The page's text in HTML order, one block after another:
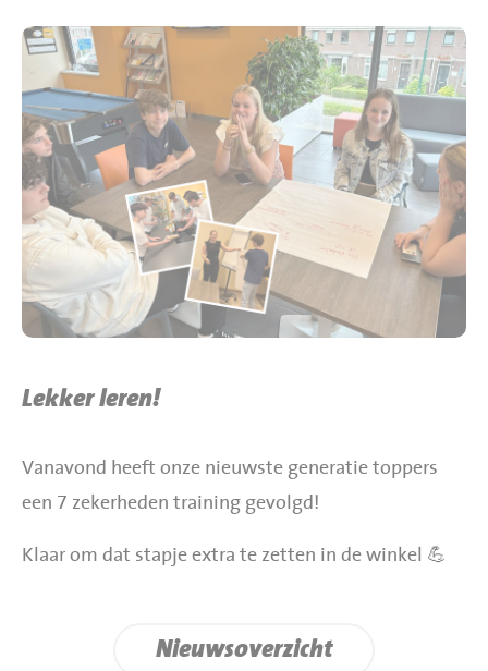
Werken bij Jumbo Huibers
Vacatures en Solliciteren
Werken en leren
Jumbo.com
BBQ gigant webshop
Jumbo Huibers Specials
Lekker leren!
Vanavond heeft onze nieuwste generatie toppers
een 7 zekerheden training gevolgd!
Klaar om dat stapje extra te zetten in de winkel 💪
Nieuwsoverzicht